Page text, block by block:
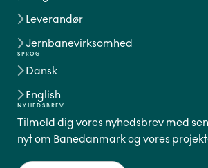
Leverandør
Jernbanevirksomhed
SPROG
Dansk
English
NYHEDSBREV
Tilmeld dig vores nyhedsbrev med
nyt om Banedanmark og vores